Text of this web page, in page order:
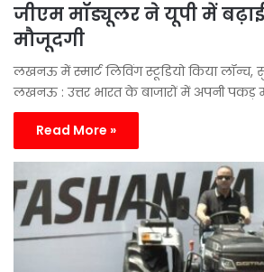
जीएम मॉड्यूलर ने यूपी में
मौजूदगी
लखनऊ में स्मार्ट लिविंग स्टूडियो किया लॉन्च,
लखनऊ : उत्तर भारत के बाजारों में अपनी पकड़
Read More »